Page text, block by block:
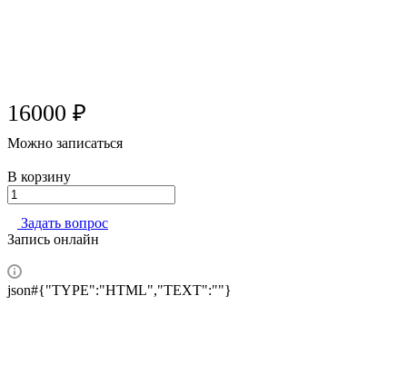
16000 ₽
Можно записаться
В корзину
Задать вопрос
Запись онлайн
json#{"TYPE":"HTML","TEXT":""}